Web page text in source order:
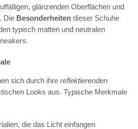
glänzenden Oberflächen und
Die Besonderheiten dieser Schuhe
typisch matten und neutralen
sich durch ihre reflektierenden
Looks aus. Typische Merkmale
die das Licht einfangen